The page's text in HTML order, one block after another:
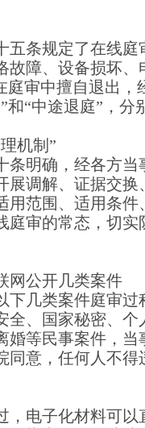
五条规定了在线
故障、设备损坏
庭审中擅自退出
和“中途退庭”，
机制”
条明确，经各方
展调解、证据交
用范围、适用条
庭审的常态，切
网公开几类案件
下几类案件庭审
全、国家秘密、
婚等民事案件，
同意，任何人不
，电子化材料可以